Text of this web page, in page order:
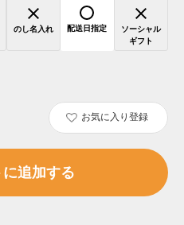
のし名入れ 配送日指定
ソーシャル
ギフト
お気に入り登録